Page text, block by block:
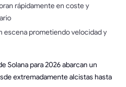
rápidamente en coste y
escena prometiendo velocidad y
Solana para 2026 abarcan un
extremadamente alcistas hasta